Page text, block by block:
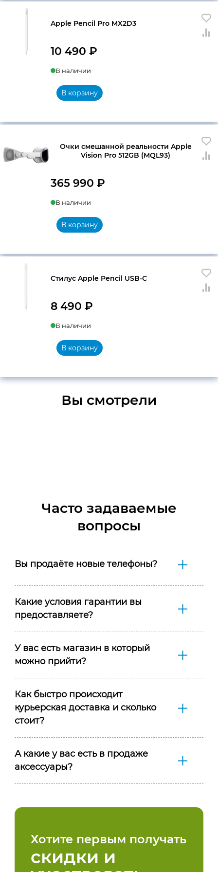
Apple Pencil Pro MX2D3
10 490 ₽
В наличии
В корзину
Очки смешанной реальности Apple
Vision Pro 512GB (MQL93)
365 990 ₽
В наличии
В корзину
Стилус Apple Pencil USB-C
8 490 ₽
В наличии
В корзину
Вы смотрели
Часто задаваемые
вопросы
Вы продаёте новые телефоны?
Какие условия гарантии вы
предоставляете?
У вас есть магазин в который
можно прийти?
Как быстро происходит
курьерская доставка и сколько
стоит?
А какие у вас есть в продаже
аксессуары?
Хотите первым получать
скидки и